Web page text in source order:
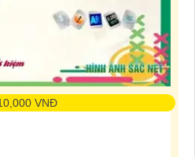
VNĐ